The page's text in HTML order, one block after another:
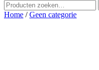
naar:
Home /Geen categorie